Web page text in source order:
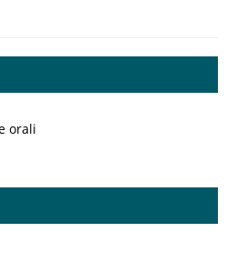
orali